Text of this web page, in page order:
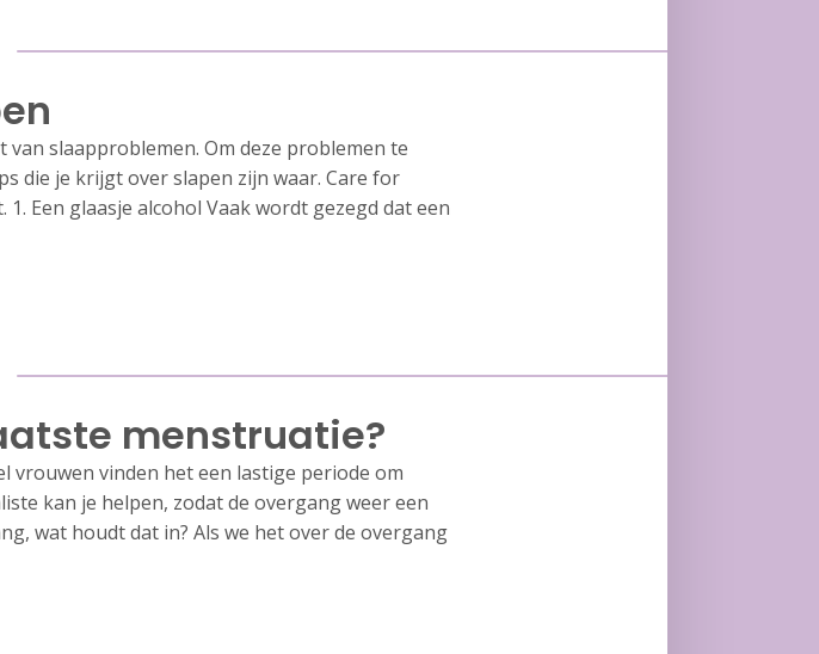
slaapproblemen. Om deze problemen te
die je krijgt over slapen zijn waar. Care for
Een glaasje alcohol Vaak wordt gezegd dat een
menstruatie?
vrouwen vinden het een lastige periode om
kan je helpen, zodat de overgang weer een
wat houdt dat in? Als we het over de overgang